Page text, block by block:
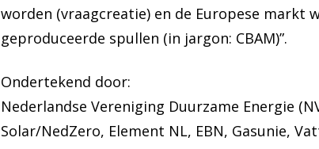
worden (vraagcreatie) en de Europese
geproduceerde spullen (in jargon: CBAM)”.
Ondertekend door:
Nederlandse Vereniging Duurzame Energie
Solar/NedZero, Element NL, EBN, Gasunie,